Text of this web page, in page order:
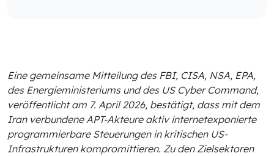
Eine gemeinsame Mitteilung des FBI, CISA, NSA, EPA,
des Energieministeriums und des US Cyber Command,
veröffentlicht am 7. April 2026, bestätigt, dass mit dem
Iran verbundene APT-Akteure aktiv internetexponierte
programmierbare Steuerungen in kritischen US-
Infrastrukturen kompromittieren. Zu den Zielsektoren